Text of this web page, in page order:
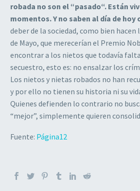
robada no son el “pasado“. Están
momentos. Y no saben al día de hoy
deber de la sociedad, como bien hacen
de Mayo, que merecerían el Premio
encontrar a los nietos que todavía
secuestro, esto es: no ensalzar los
Los nietos y nietas robados no han
y por ello no tienen su historia ni su
Quienes defienden lo contrario no
“mejor”, simplemente quieren
Fuente: Página12